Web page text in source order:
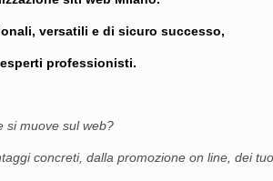
, versatili e di sicuro successo,
professionisti.
si muove sul web?
concreti, dalla promozione on line, dei